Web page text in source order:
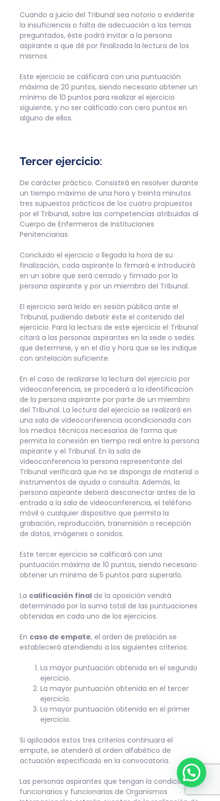
Cuando a juicio del Tribunal sea notorio o evidente
la insuficiencia o falta de adecuación a los temas
preguntados, éste podrá invitar a la persona
aspirante a que dé por finalizada la lectura de los
mismos.
Este ejercicio se calificará con una puntuación
máxima de 20 puntos, siendo necesario obtener un
mínimo de 10 puntos para realizar el ejercicio
siguiente, y no ser calificado con cero puntos en
alguno de ellos.
Tercer ejercicio:
De carácter práctico. Consistirá en resolver durante
un tiempo máximo de una hora y treinta minutos
tres supuestos prácticos de los cuatro propuestos
por el Tribunal, sobre las competencias atribuidas al
Cuerpo de Enfermeros de Instituciones
Penitenciarias.
Concluido el ejercicio o llegada la hora de su
finalización, cada aspirante lo firmará e introducirá
en un sobre que será cerrado y firmado por la
persona aspirante y por un miembro del Tribunal.
El ejercicio será leído en sesión pública ante el
Tribunal, pudiendo debatir éste el contenido del
ejercicio. Para la lectura de este ejercicio el Tribunal
citará a las personas aspirantes en la sede o sedes
que determine, y en el día y hora que se les indique
con antelación suficiente.
En el caso de realizarse la lectura del ejercicio por
videoconferencia, se procederá a la identificación
de la persona aspirante por parte de un miembro
del Tribunal. La lectura del ejercicio se realizará en
una sala de videoconferencia acondicionada con
los medios técnicos necesarios de forma que
permita la conexión en tiempo real entre la persona
aspirante y el Tribunal. En la sala de
videoconferencia la persona representante del
Tribunal verificará que no se disponga de material o
instrumentos de ayuda o consulta. Además, la
persona aspirante deberá desconectar antes de la
entrada a la sala de videoconferencia, el teléfono
móvil o cualquier dispositivo que permita la
grabación, reproducción, transmisión o recepción
de datos, imágenes o sonidos.
Este tercer ejercicio se calificará con una
puntuación máxima de 10 puntos, siendo necesario
obtener un mínimo de 5 puntos para superarlo.
La calificación final de la oposición vendrá
determinada por la suma total de las puntuaciones
obtenidas en cada uno de los ejercicios.
En caso de empate, el orden de prelación se
establecerá atendiendo a los siguientes criterios:
La mayor puntuación obtenida en el segundo
ejercicio.
La mayor puntuación obtenida en el tercer
ejercicio.
La mayor puntuación obtenida en el primer
ejercicio.
Si aplicados estos tres criterios continuara el
empate, se atenderá al orden alfabético de
actuación especificado en la convocatoria.
Las personas aspirantes que tengan la condición de
funcionarios y funcionarias de Organismos